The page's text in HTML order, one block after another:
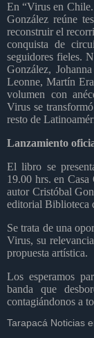
En “Virus en
González reúne
reconstruir el
conquista de
seguidores fieles.
González,
Leonne, Martín
volumen con
Virus se
resto de
Lanzamiento
El libro se
19.00 hrs. en
autor Cristóbal
editorial Biblioteca
Se trata de una
Virus, su
propuesta artística.
Los esperamos
banda que
contagiándonos a
Tarapacá Noticias